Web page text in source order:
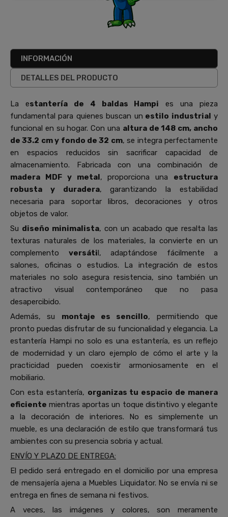
INFORMACIÓN
DETALLES DEL PRODUCTO
La estantería de 4 baldas Hampi es una pieza
fundamental para quienes buscan un estilo industrial y
funcional en su hogar. Con una altura de 148 cm, ancho
de 33.2 cm y fondo de 32 cm, se integra perfectamente
en espacios reducidos sin sacrificar capacidad de
almacenamiento. Fabricada con una combinación de
madera MDF y metal, proporciona una estructura
robusta y duradera, garantizando la estabilidad
necesaria para soportar libros, decoraciones y otros
objetos de valor.
Su diseño minimalista, con un acabado que resalta las
texturas naturales de los materiales, la convierte en un
complemento versátil, adaptándose fácilmente a
salones, oficinas o estudios. La integración de estos
materiales no solo asegura resistencia, sino también un
atractivo visual contemporáneo que no pasa
desapercibido.
Además, su montaje es sencillo, permitiendo que
pronto puedas disfrutar de su funcionalidad y elegancia. La
estantería Hampi no solo es una estantería, es un reflejo
de modernidad y un claro ejemplo de cómo el arte y la
practicidad pueden coexistir armoniosamente en el
mobiliario.
Con esta estantería, organizas tu espacio de manera
eficiente mientras aportas un toque distintivo y elegante
a la decoración de interiores. No es simplemente un
mueble, es una declaración de estilo que transformará tus
ambientes con su presencia sobria y actual.
ENVÍO Y PLAZO DE ENTREGA:
El pedido será entregado en el domicilio por una empresa
de mensajería ajena a Muebles Liquidator. No se envía ni se
entrega en fines de semana ni festivos.
A veces, las imágenes y colores, son meramente